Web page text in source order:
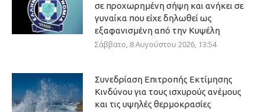
σε προχωρημένη σήψη και ανήκει σε
γυναίκα που είχε δηλωθεί ως
εξαφανισμένη από την Κυψέλη
Σάββατο, 8 Αυγούστου 2026, 13:54
Συνεδρίαση Επιτροπής Εκτίμησης
Κινδύνου για τους ισχυρούς ανέμους
και τις υψηλές θερμοκρασίες